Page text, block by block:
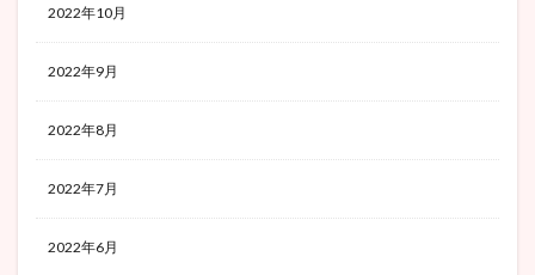
2022年10月
2022年9月
2022年8月
2022年7月
2022年6月